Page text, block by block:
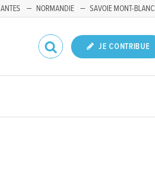
NORMANDIE SAVOIE MONT-BLANC
JE CONTRIBUE